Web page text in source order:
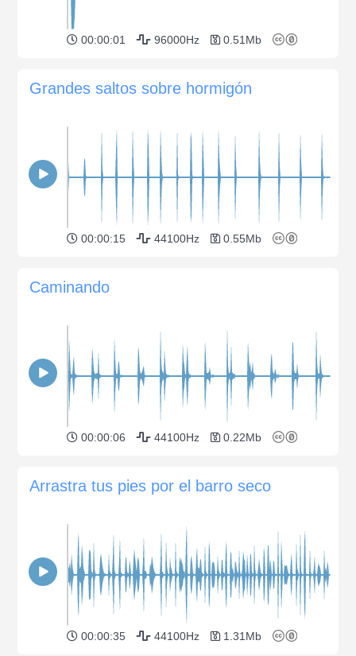
00:00:01 96000Hz 0.51Mb
Grandes saltos sobre hormigón
00:00:15 44100Hz 0.55Mb
Caminando
00:00:06 44100Hz 0.22Mb
Arrastra tus pies por el barro seco
00:00:35 44100Hz 1.31Mb